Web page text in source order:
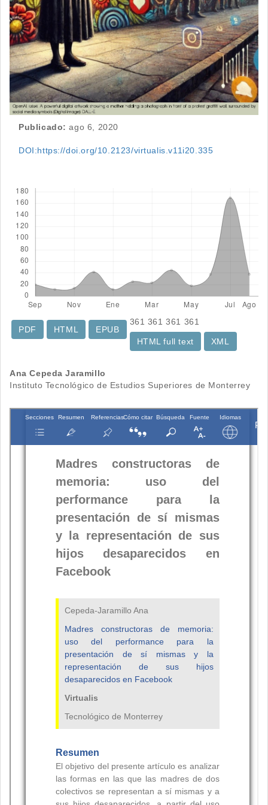
Publicado: ago 6, 2020
DOI:https://doi.org/10.2123/virtualis.v11i20.335
361
PDF
361
HTML
361
EPUB
361
HTML full text XML
Contenido
principal
del
artículo
Ana Cepeda Jaramillo
Instituto Tecnológico de Estudios Superiores de Monterrey